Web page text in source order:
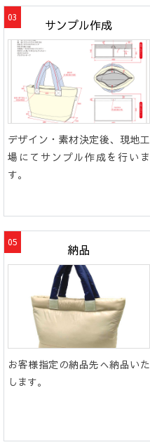
サンプル作成
デザイン・素材決定後、現地工
場にてサンプル作成を行いま
す。
納品
お客様指定の納品先へ納品いた
します。